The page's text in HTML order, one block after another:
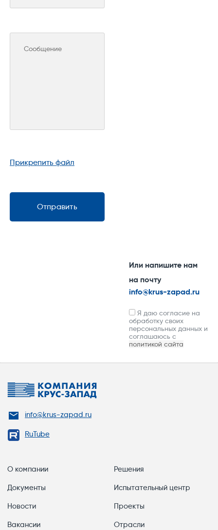
Прикрепить файл
Отправить
Или напишите нам
на почту
info@krus-zapad.ru
Я даю согласие на
обработку своих
персональных данных и
соглашаюсь с
политикой сайта
info@krus-zapad.ru
RuTube
О компании
Документы
Новости
Вакансии
Решения
Испытательный центр
Проекты
Отрасли